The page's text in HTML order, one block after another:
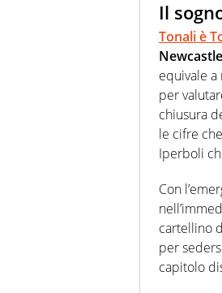
Il
Tonali è
Newcastle
equivale
per
chiusura
le cifre
Iperboli
Con
cartellino
per
capitolo